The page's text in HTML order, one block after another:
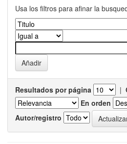
Usa los filtros para afinar la
Resultados por página |
En orden
Autor/registro